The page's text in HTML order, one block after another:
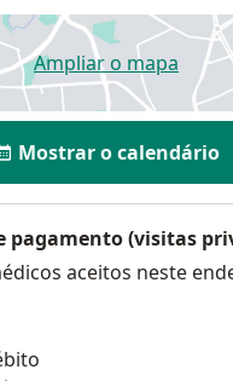
Ampliar o mapa
abre num
Mostrar o calendário
pagamento (visitas
aceitos neste